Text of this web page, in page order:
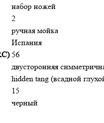
набор ножей
2
ручная мойка
Испания
56
двусторонняя
hidden tang (всадной
15
черный